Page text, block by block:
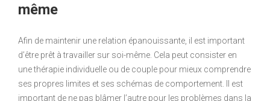
même
Afin de maintenir une relation épanouissante, il est important
d’être prêt à travailler sur soi-même. Cela peut consister en
une thérapie individuelle ou de couple pour mieux comprendre
ses propres limites et ses schémas de comportement. Il est
important de ne pas blâmer l’autre pour les problèmes dans la